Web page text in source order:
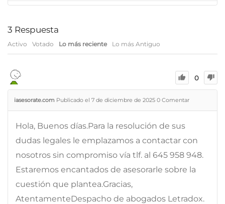
3 Respuesta
Activo Votado Lo más reciente Lo más Antiguo
0
iasesorate.com Publicado el 7 de diciembre de 2025 0 Comentar
Hola, Buenos días.Para la resolución de sus
dudas legales le emplazamos a contactar con
nosotros sin compromiso vía tlf. al 645 958 948.
Estaremos encantados de asesorarle sobre la
cuestión que plantea.Gracias,
AtentamenteDespacho de abogados Letradox.